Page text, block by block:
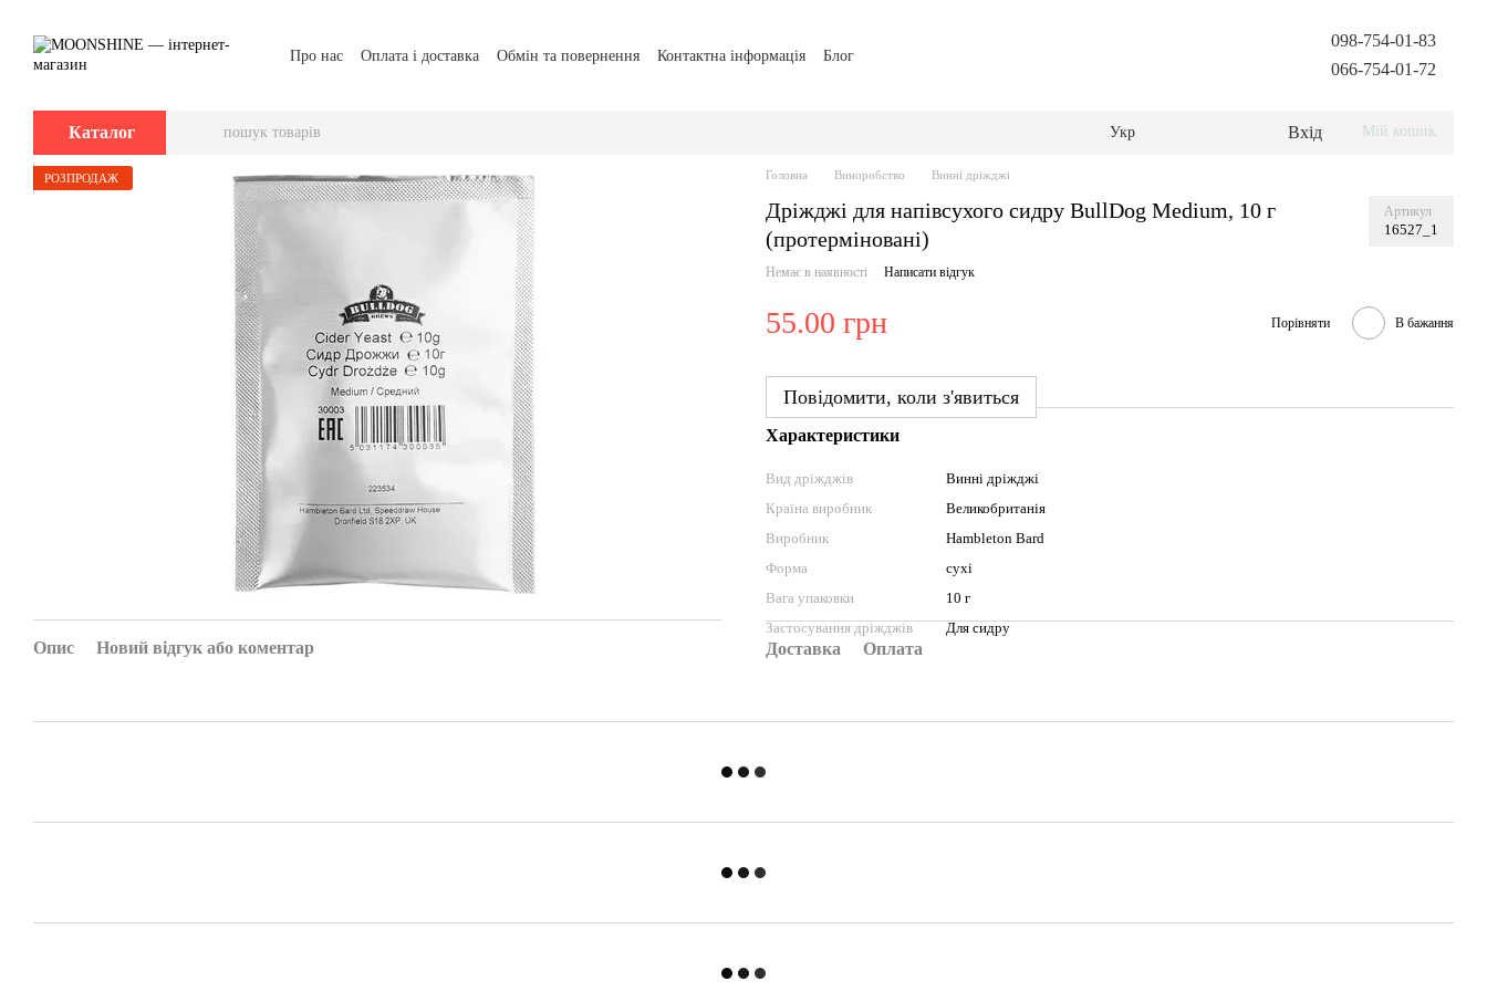
Про нас Оплата і доставка Обмін та повернення Контактна інформація Блог
098-754-01-83
066-754-01-72
Каталог Укр Вхід Мій кошик
РОЗПРОДАЖ
Опис Новий відгук або коментар
Головна Виноробство Винні дріжджі
Дріжджі для напівсухого сидру BullDog Medium, 10 г
(протерміновані)
Артикул
16527_1
Немає в наявності Написати відгук
55.00 грн Порівняти В бажання
Повідомити, коли з'явиться
Характеристики
Вид дріжджів
Винні дріжджі
Країна виробник
Великобританія
Виробник
Hambleton Bard
Форма
сухі
Вага упаковки
10 г
Застосування дріжджів
Для сидру
Доставка Оплата